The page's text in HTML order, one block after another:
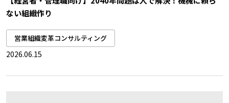
ない組織作り
営業組織変革コンサルティング
2026.06.15